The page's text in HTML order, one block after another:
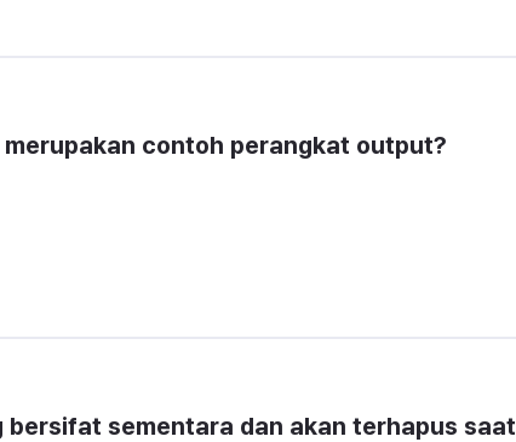
contoh perangkat output?
bersifat sementara dan akan terhapus saat